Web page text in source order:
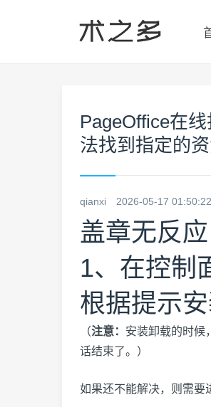
PageOffice在
法找到指定的资
qianxi 2026-05-17 01:50:22
盖章无反应
1、在控制
根据提示
（注意： 安装卸载的时候
话结束了。）
如果还不能解决，则需要